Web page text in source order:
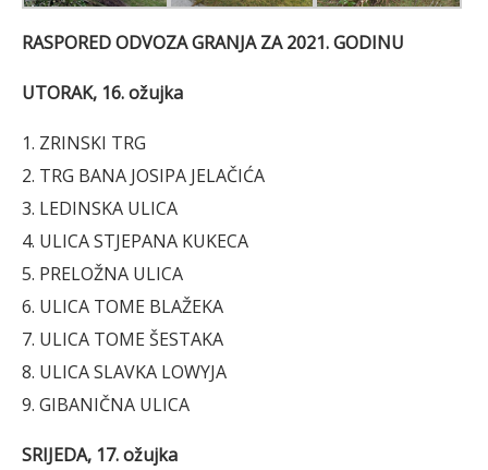
RASPORED ODVOZA GRANJA ZA 2021. GODINU
UTORAK, 16. ožujka
1. ZRINSKI TRG
2. TRG BANA JOSIPA JELAČIĆA
3. LEDINSKA ULICA
4. ULICA STJEPANA KUKECA
5. PRELOŽNA ULICA
6. ULICA TOME BLAŽEKA
7. ULICA TOME ŠESTAKA
8. ULICA SLAVKA LOWYJA
9. GIBANIČNA ULICA
SRIJEDA, 17. ožujka